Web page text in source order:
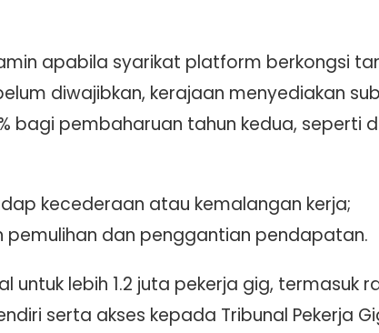
apabila syarikat platform berkongsi
diwajibkan, kerajaan menyediakan
bagi pembaharuan tahun kedua, seperti
kecederaan atau kemalangan kerja;
pemulihan dan penggantian pendapatan.
untuk lebih 1.2 juta pekerja gig, termasuk
serta akses kepada Tribunal Pekerja